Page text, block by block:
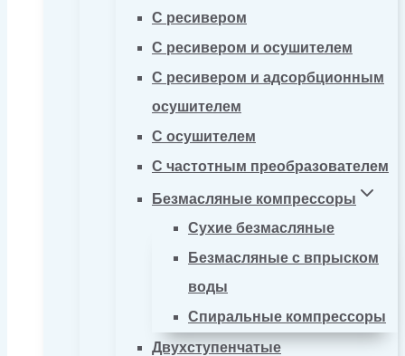
С ресивером
С ресивером и осушителем
С ресивером и адсорбционным
осушителем
С осушителем
С частотным преобразователем
Безмасляные компрессоры
Сухие безмасляные
Безмасляные с впрыском
воды
Спиральные компрессоры
Двухступенчатые